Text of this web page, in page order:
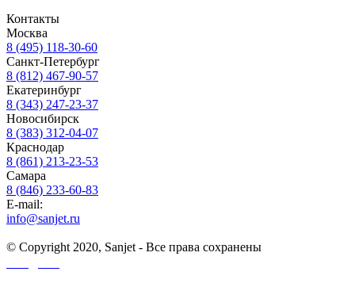
Контакты
Москва
8 (495) 118-30-60
Санкт-Петербург
8 (812) 467-90-57
Екатеринбург
8 (343) 247-23-37
Новосибирск
8 (383) 312-04-07
Краснодар
8 (861) 213-23-53
Самара
8 (846) 233-60-83
E-mail:
info@sanjet.ru
© Copyright 2020, Sanjet - Все права сохранены